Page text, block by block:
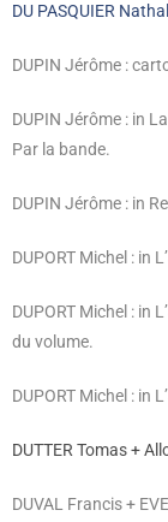
DU PASQUIER
DUPIN Jérôme :
DUPIN Jérôme : in
Par la bande.
DUPIN Jérôme : in
DUPORT Michel : in
DUPORT Michel : in
du volume.
DUPORT Michel : in
DUTTER Tomas +
DUVAL Francis +